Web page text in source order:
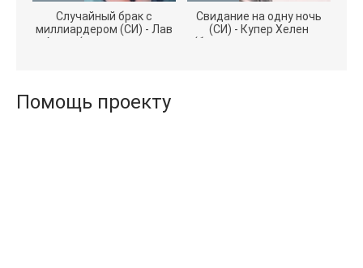
Случайный брак с
миллиардером (СИ) - Лав
Агата (полная версия
Свидание на одну ночь
(СИ) - Купер Хелен
(бесплатные серии книг
Помощь проекту